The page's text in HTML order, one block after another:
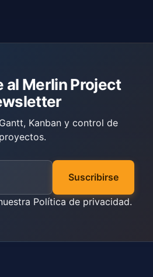
al Merlin Project
Kanban y control de
proyectos.
Suscribirse
Política de privacidad.